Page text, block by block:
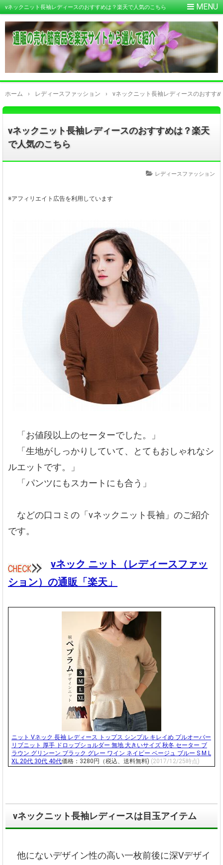
vネックニット長袖レディースのおすすめは？楽天で人気のこちら
ホーム › レディースファッション › vネックニット長袖レディースのおすす
vネックニット長袖レディースのおすすめは？楽天
で人気のこちら
レディースファッション
※アフィリエイト広告を利用しています
「お値段以上のセーターでした。」
「生地がしっかりしていて、とてもおしゃれなシ
ルエットです。」
「パンツにもスカートにも合う」
などの口コミの「vネックニット長袖」のご紹介
です。
vネック ニット（レディースファッ
ション）の通販「楽天」
ニット Vネック 長袖 レディース トップス シンプル キレイめ プルオーバー
リブニット 厚手 ドロップショルダー 無地 大きいサイズ 秋冬 セーター ブ
ラウン グリンーン ブラック グレー ワイン ネイビー ベージュ ブルー S M L
XL 20代 30代 40代価格：3280円（税込、送料無料) (2017/12/25時点)
vネックニット長袖レディースは目玉アイテム
他にないデザイン性の高い一枚前後に深Vデザイ